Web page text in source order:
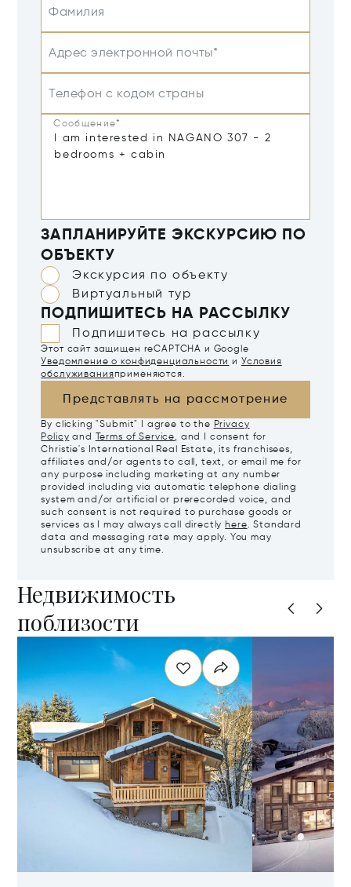
Фамилия
Адрес электронной почты*
Телефон с кодом страны
Сообщение*
ЗАПЛАНИРУЙТЕ ЭКСКУРСИЮ ПО
ОБЪЕКТУ
Экскурсия по объекту
Виртуальный тур
ПОДПИШИТЕСЬ НА РАССЫЛКУ
Подпишитесь на рассылку
Этот сайт защищен reCAPTCHA и Google
Уведомление о конфиденциальности и Условия
обслуживанияприменяются.
Представлять на рассмотрение
By clicking "Submit" I agree to the Privacy
Policy and Terms of Service, and I consent for
Christie's International Real Estate, its franchisees,
affiliates and/or agents to call, text, or email me for
any purpose including marketing at any number
provided including via automatic telephone dialing
system and/or artificial or prerecorded voice, and
such consent is not required to purchase goods or
services as I may always call directly here. Standard
data and messaging rate may apply. You may
unsubscribe at any time.
Недвижимость
поблизости